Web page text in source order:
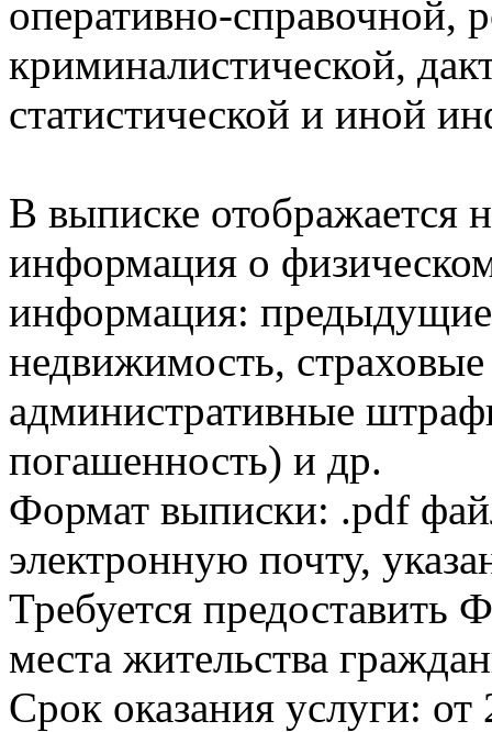
оперативно-справочной,
криминалистической,
статистической и иной
В выписке отображается
информация о
информация:
недвижимость,
административные
погашенность) и др.
Формат выписки: .pdf
электронную почту,
Требуется
места жительства
Срок оказания услуги: от